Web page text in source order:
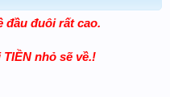
đầu đuôi rất cao.
TIỀN nhỏ sẽ về.!